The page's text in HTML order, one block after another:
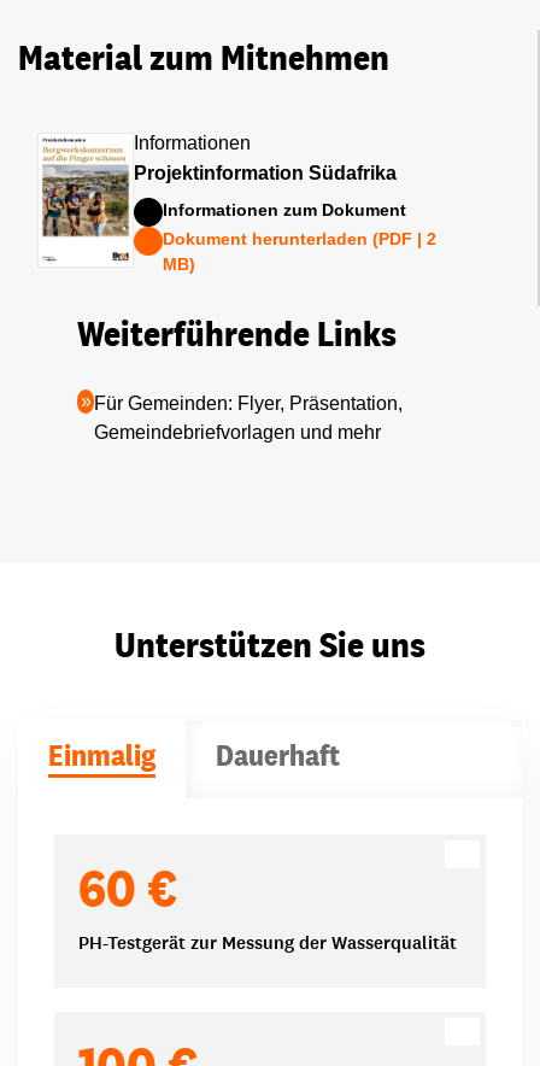
Material zum Mitnehmen
Informationen
Projektinformation Südafrika
Informationen zum Dokument
Dokument herunterladen (PDF | 2
MB)
Weiterführende Links
Für Gemeinden: Flyer, Präsentation,
Gemeindebriefvorlagen und mehr
Unterstützen Sie uns
Einmalig Dauerhaft
60 €
PH-Testgerät zur Messung der Wasserqualität